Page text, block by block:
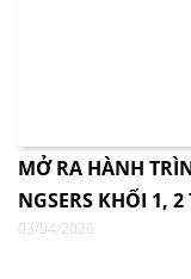
MỞ RA HÀNH
NGSERS KHỐI 1,
03/04/2026